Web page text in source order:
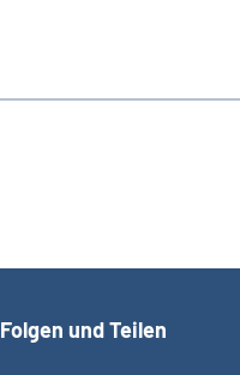
Folgen und Teilen